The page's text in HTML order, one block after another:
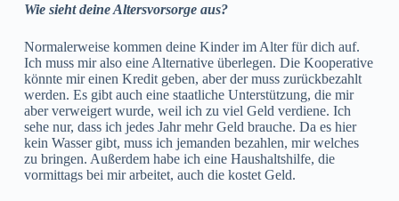
Wie sieht deine Altersvorsorge aus?
Normalerweise kommen deine Kinder im Alter für dich auf.
Ich muss mir also eine Alternative überlegen. Die Kooperative
könnte mir einen Kredit geben, aber der muss zurückbezahlt
werden. Es gibt auch eine staatliche Unterstützung, die mir
aber verweigert wurde, weil ich zu viel Geld verdiene. Ich
sehe nur, dass ich jedes Jahr mehr Geld brauche. Da es hier
kein Wasser gibt, muss ich jemanden bezahlen, mir welches
zu bringen. Außerdem habe ich eine Haushaltshilfe, die
vormittags bei mir arbeitet, auch die kostet Geld.